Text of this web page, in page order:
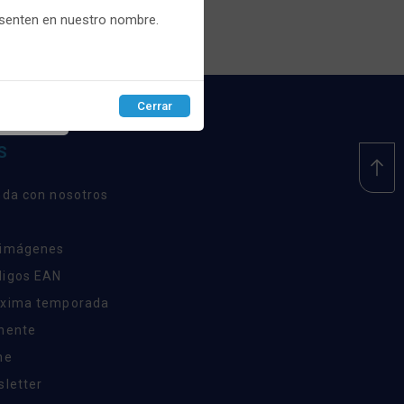
con nosotros
EAN
temporada
en nuestro nombre.
Cerrar